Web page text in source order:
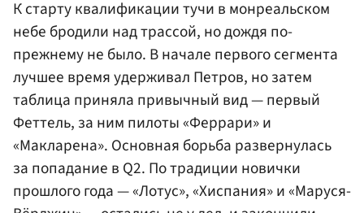
К старту квалификации тучи в монреальском
небе бродили над трассой, но дождя по-
прежнему не было. В начале первого сегмента
лучшее время удерживал Петров, но затем
таблица приняла привычный вид — первый
Феттель, за ним пилоты«Феррари»и
«Макларена». Основная борьба развернулась
за попадание в Q2. По традиции новички
прошлого года — «Лотус», «Хиспания» и «Маруся-